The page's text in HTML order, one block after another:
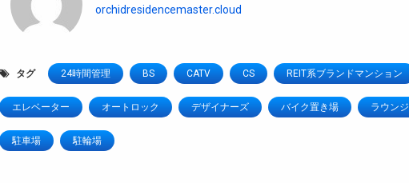
orchidresidencemaster.cloud
タグ 24時間管理 BS CATV CS REIT系ブランドマンション
エレベーター オートロック デザイナーズ バイク置き場 ラウンジ
駐車場 駐輪場